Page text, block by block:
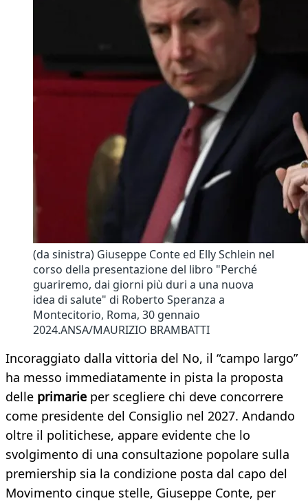
(da sinistra) Giuseppe Conte ed Elly Schlein nel
corso della presentazione del libro "Perché
guariremo, dai giorni più duri a una nuova
idea di salute" di Roberto Speranza a
Montecitorio, Roma, 30 gennaio
2024.ANSA/MAURIZIO BRAMBATTI
Incoraggiato dalla vittoria del No, il “campo largo”
ha messo immediatamente in pista la proposta
delle primarie per scegliere chi deve concorrere
come presidente del Consiglio nel 2027. Andando
oltre il politichese, appare evidente che lo
svolgimento di una consultazione popolare sulla
premiership sia la condizione posta dal capo del
Movimento cinque stelle, Giuseppe Conte, per